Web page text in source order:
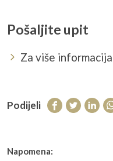
Pošaljite upit
Za više
Podijeli
Napomena: